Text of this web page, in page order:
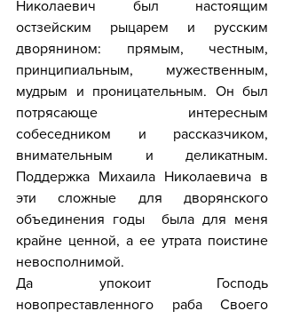
Николаевич был настоящим
остзейским рыцарем и русским
дворянином: прямым, честным,
принципиальным, мужественным,
мудрым и проницательным. Он был
потрясающе интересным
собеседником и рассказчиком,
внимательным и деликатным.
Поддержка Михаила Николаевича в
эти сложные для дворянского
объединения годы  была для меня
крайне ценной, а ее утрата поистине
невосполнимой.
Да упокоит Господь
новопреставленного раба Своего